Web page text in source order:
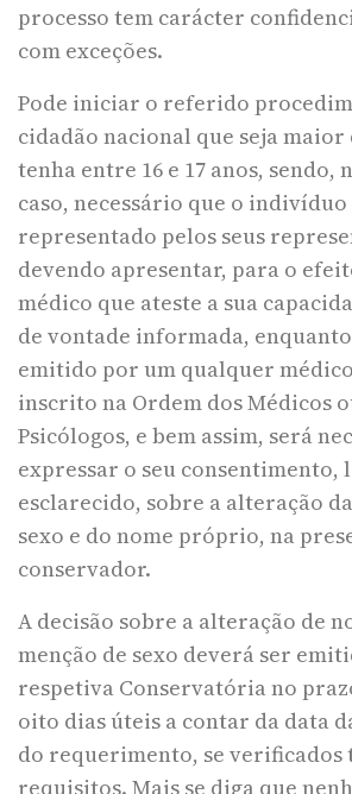
processo tem carácter
com exceções.
Pode iniciar o referido
cidadão nacional que seja maior
tenha entre 16 e 17 anos, sendo,
caso, necessário que o
representado pelos seus
devendo apresentar, para o
médico que ateste a sua
de vontade informada,
emitido por um qualquer
inscrito na Ordem dos Médicos
Psicólogos, e bem assim, será
expressar o seu consentimento,
esclarecido, sobre a alteração
sexo e do nome próprio, na
conservador.
A decisão sobre a alteração de
menção de sexo deverá ser
respetiva Conservatória no
oito dias úteis a contar da data
do requerimento, se verificados
requisitos. Mais se diga que